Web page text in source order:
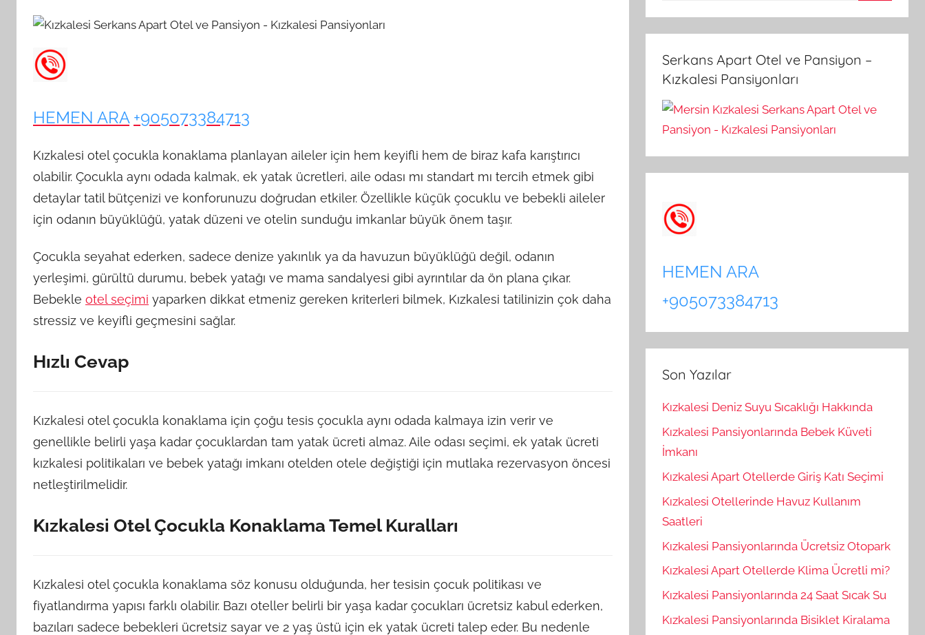
HEMEN ARA +905073384713
Kızkalesi otel çocukla konaklama planlayan aileler için hem keyifli hem de biraz kafa karıştırıcı
olabilir. Çocukla aynı odada kalmak, ek yatak ücretleri, aile odası mı standart mı tercih etmek gibi
detaylar tatil bütçenizi ve konforunuzu doğrudan etkiler. Özellikle küçük çocuklu ve bebekli aileler
için odanın büyüklüğü, yatak düzeni ve otelin sunduğu imkanlar büyük önem taşır.
Çocukla seyahat ederken, sadece denize yakınlık ya da havuzun büyüklüğü değil, odanın
yerleşimi, gürültü durumu, bebek yatağı ve mama sandalyesi gibi ayrıntılar da ön plana çıkar.
Bebekle otel seçimi yaparken dikkat etmeniz gereken kriterleri bilmek, Kızkalesi tatilinizin çok daha
stressiz ve keyifli geçmesini sağlar.
Hızlı Cevap
Kızkalesi otel çocukla konaklama için çoğu tesis çocukla aynı odada kalmaya izin verir ve
genellikle belirli yaşa kadar çocuklardan tam yatak ücreti almaz. Aile odası seçimi, ek yatak ücreti
kızkalesi politikaları ve bebek yatağı imkanı otelden otele değiştiği için mutlaka rezervasyon öncesi
netleştirilmelidir.
Kızkalesi Otel Çocukla Konaklama Temel Kuralları
Kızkalesi otel çocukla konaklama söz konusu olduğunda, her tesisin çocuk politikası ve
fiyatlandırma yapısı farklı olabilir. Bazı oteller belirli bir yaşa kadar çocukları ücretsiz kabul ederken,
bazıları sadece bebekleri ücretsiz sayar ve 2 yaş üstü için ek yatak ücreti talep eder. Bu nedenle
a
m
a
:
Serkans Apart Otel ve Pansiyon –
Kızkalesi Pansiyonları
HEMEN ARA
+905073384713
Son Yazılar
Kızkalesi Deniz Suyu Sıcaklığı Hakkında
Kızkalesi Pansiyonlarında Bebek Küveti
İmkanı
Kızkalesi Apart Otellerde Giriş Katı Seçimi
Kızkalesi Otellerinde Havuz Kullanım
Saatleri
Kızkalesi Pansiyonlarında Ücretsiz Otopark
Kızkalesi Apart Otellerde Klima Ücretli mi?
Kızkalesi Pansiyonlarında 24 Saat Sıcak Su
Kızkalesi Pansiyonlarında Bisiklet Kiralama